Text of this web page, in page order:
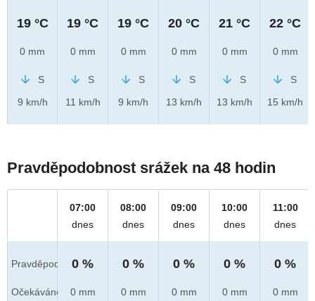
19 °C
0 mm
S
9 km/h
19 °C
0 mm
S
11 km/h
19 °C
0 mm
S
9 km/h
20 °C
0 mm
S
13 km/h
21 °C
0 mm
S
13 km/h
22 °C
0 mm
S
15 km/h
Pravděpodobnost srážek na 48 hodin
Pravděpod.
Očekáváno
07:00
dnes
0 %
0 mm
08:00
dnes
0 %
0 mm
09:00
dnes
0 %
0 mm
10:00
dnes
0 %
0 mm
11:00
dnes
0 %
0 mm